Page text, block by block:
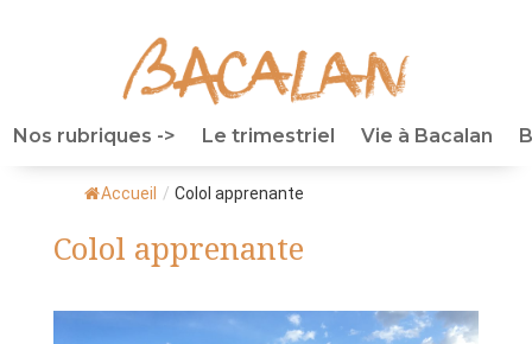
Nos rubriques -> Le trimestriel Vie à Bacalan
Accueil / Colol apprenante
Colol apprenante